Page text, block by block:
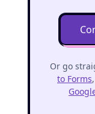
Or go
to Forms,